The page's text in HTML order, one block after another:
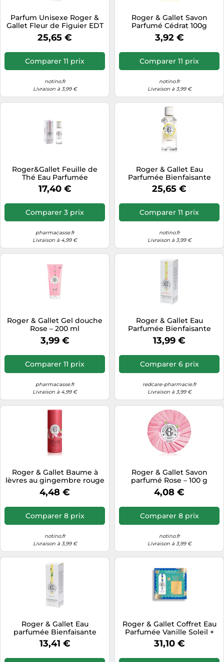
Tondeuses cheveux & barbe
Téléphonie
Téléviseurs
Télévision & vidéo
Électroménager
Parfum Unisexe Roger &
Gallet Fleur de Figuier EDT
(100 ml)
25,65 €
Comparer 11 prix
notino.fr
Livraison à 3,99 €
Roger & Gallet Savon
Parfumé Cédrat 100g
3,92 €
Comparer 11 prix
notino.fr
Livraison à 3,99 €
Roger&Gallet Feuille de
Thé Eau Parfumée
Bienfaisante 30ml
17,40 €
Comparer 3 prix
pharmacasse.fr
Livraison à 4,99 €
Roger & Gallet Eau
Parfumée Bienfaisante
CÉDRAT Spray 100 ml
25,65 €
Comparer 11 prix
notino.fr
Livraison à 3,99 €
Roger & Gallet Gel douche
Rose – 200 ml
3,99 €
Comparer 11 prix
pharmacasse.fr
Livraison à 4,99 €
Roger & Gallet Eau
Parfumée Bienfaisante
FLEUR D'OSMANTHUS
Spray 30 ml
13,99 €
Comparer 6 prix
redcare-pharmacie.fr
Livraison à 3,99 €
Roger & Gallet Baume à
lèvres au gingembre rouge
3,5 g
4,48 €
Comparer 8 prix
notino.fr
Livraison à 3,99 €
Roger & Gallet Savon
parfumé Rose – 100 g
4,08 €
Comparer 8 prix
notino.fr
Livraison à 3,99 €
Roger & Gallet Eau
parfumée Bienfaisante
Cédrat – Spray 30 ml
13,41 €
Roger & Gallet Coffret Eau
Parfumée Vanille Soleil +
Diffuseur 100 ml
31,10 €